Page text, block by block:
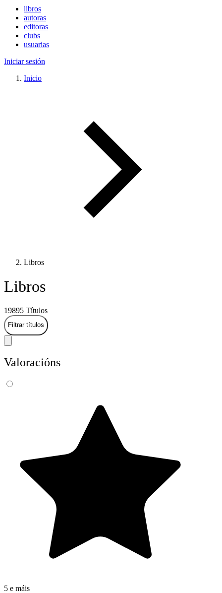
libros
autoras
editoras
clubs
usuarias
Iniciar sesión
Inicio
Libros
Libros
19895 Títulos
Filtrar títulos
Valoracións
5 e máis